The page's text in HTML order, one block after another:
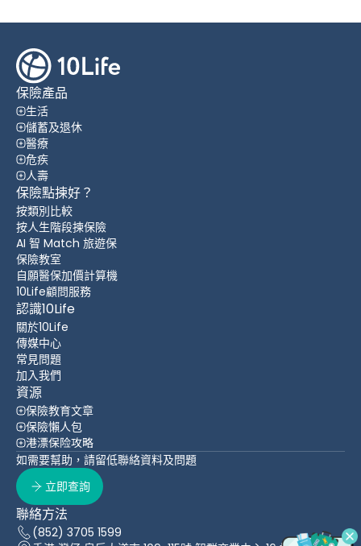
保險產品
生活
儲蓄及退休
醫療
危疾
人壽
保險點揀好？
按類別比較
按人生階段揀保險
AI 智 Match 旅遊保
保險教室
自願醫保加價計算機
10Life顧問服務
認識10Life
關於10Life
傳媒中心
常見問題
加入我們
資源
保險教育文章
保險懶人包
港漂保险攻略
如需要幫助，請留低聯絡資料及問題
立即查詢
聯絡方法
(852) 3705 1599